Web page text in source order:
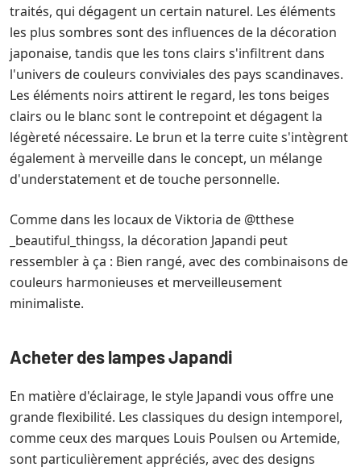
traités, qui dégagent un certain naturel. Les éléments
les plus sombres sont des influences de la décoration
japonaise, tandis que les tons clairs s'infiltrent dans
l'univers de couleurs conviviales des pays scandinaves.
Les éléments noirs attirent le regard, les tons beiges
clairs ou le blanc sont le contrepoint et dégagent la
légèreté nécessaire. Le brun et la terre cuite s'intègrent
également à merveille dans le concept, un mélange
d'understatement et de touche personnelle.
Comme dans les locaux de Viktoria de @tthese
_beautiful_thingss, la décoration Japandi peut
ressembler à ça : Bien rangé, avec des combinaisons de
couleurs harmonieuses et merveilleusement
minimaliste.
Acheter des lampes Japandi
En matière d'éclairage, le style Japandi vous offre une
grande flexibilité. Les classiques du design intemporel,
comme ceux des marques Louis Poulsen ou Artemide,
sont particulièrement appréciés, avec des designs